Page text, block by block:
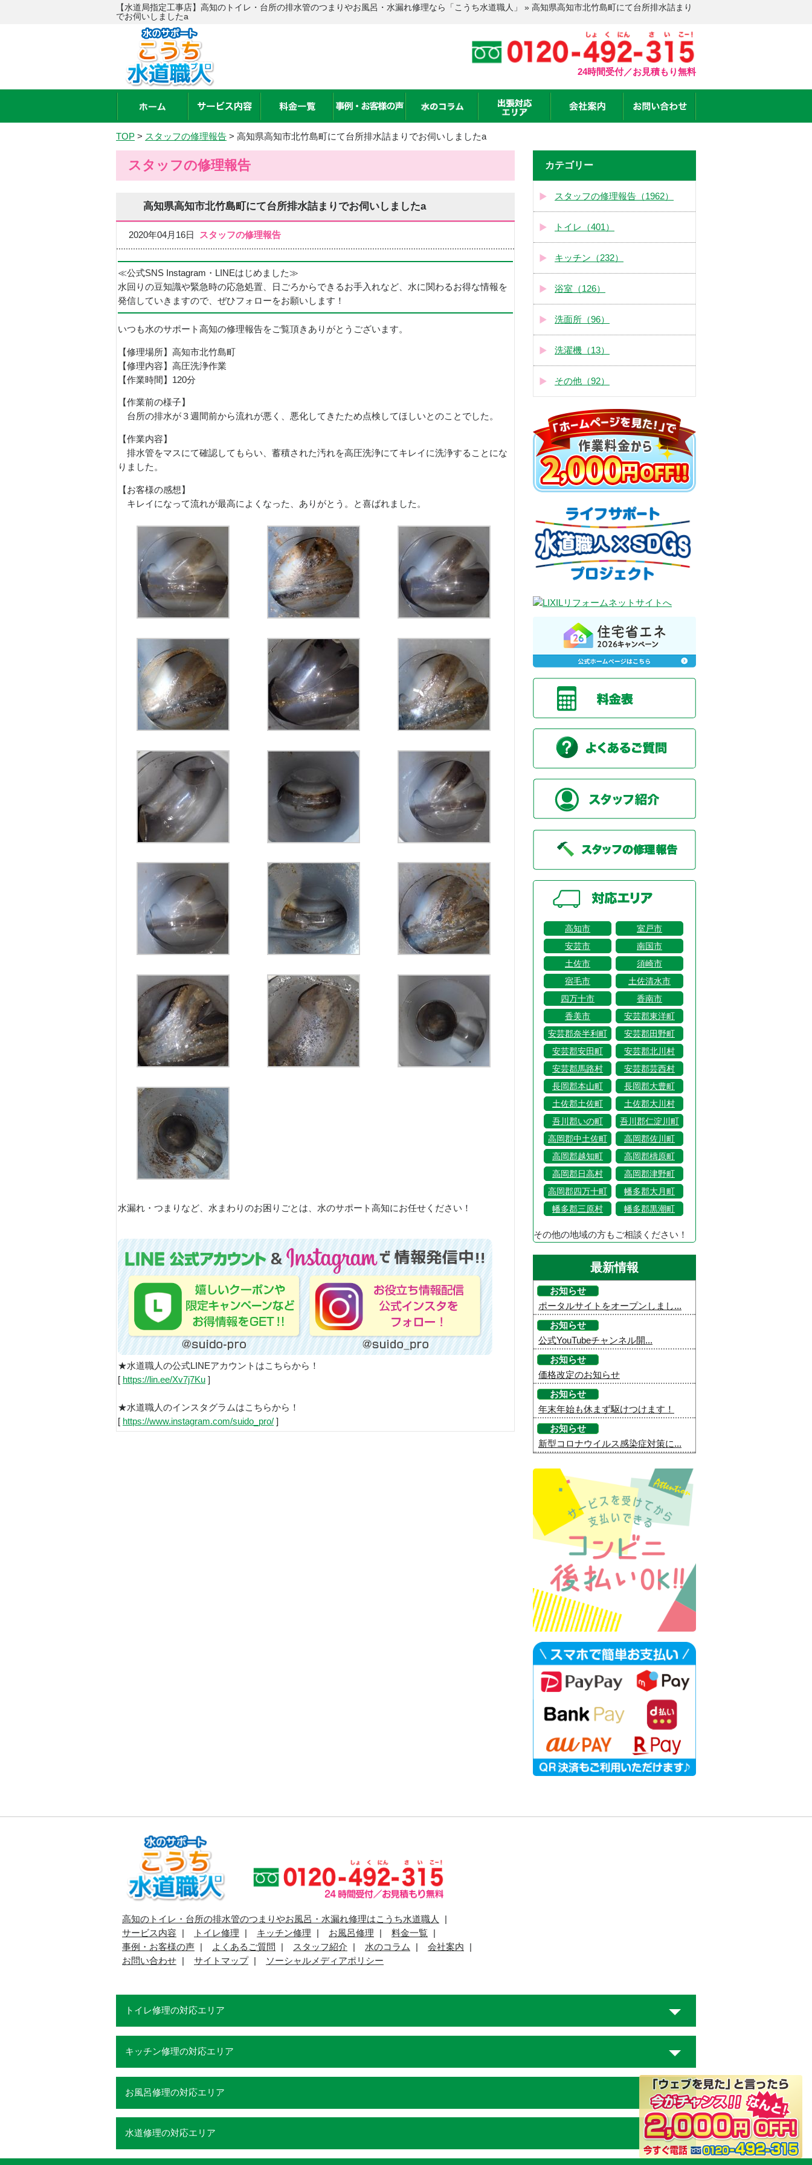
【水道局指定工事店】高知のトイレ・台所の排水管のつまりやお風呂・水漏れ修理なら「こうち水道職人」 » 高知県高知市北竹島町にて台所排水詰まり
でお伺いしましたa
24時間受付／お見積もり無料
TOP > スタッフの修理報告 > 高知県高知市北竹島町にて台所排水詰まりでお伺いしましたa
スタッフの修理報告
高知県高知市北竹島町にて台所排水詰まりでお伺いしましたa
2020年04月16日 スタッフの修理報告
≪公式SNS Instagram・LINEはじめました≫
水回りの豆知識や緊急時の応急処置、日ごろからできるお手入れなど、水に関わるお得な情報を
発信していきますので、ぜひフォローをお願いします！
いつも水のサポート高知の修理報告をご覧頂きありがとうございます。
【修理場所】高知市北竹島町
【修理内容】高圧洗浄作業
【作業時間】120分
【作業前の様子】
台所の排水が３週間前から流れが悪く、悪化してきたため点検してほしいとのことでした。
【作業内容】
排水管をマスにて確認してもらい、蓄積された汚れを高圧洗浄にてキレイに洗浄することにな
りました。
【お客様の感想】
キレイになって流れが最高によくなった、ありがとう。と喜ばれました。
水漏れ・つまりなど、水まわりのお困りごとは、水のサポート高知にお任せください！
★水道職人の公式LINEアカウントはこちらから！
[ https://lin.ee/Xv7j7Ku ]
★水道職人のインスタグラムはこちらから！
[ https://www.instagram.com/suido_pro/ ]
カテゴリー
スタッフの修理報告（1962）
トイレ（401）
キッチン（232）
浴室（126）
洗面所（96）
洗濯機（13）
その他（92）
高知市
室戸市
安芸市
南国市
土佐市
須崎市
宿毛市
土佐清水市
四万十市
香南市
香美市
安芸郡東洋町
安芸郡奈半利町
安芸郡田野町
安芸郡安田町
安芸郡北川村
安芸郡馬路村
安芸郡芸西村
長岡郡本山町
長岡郡大豊町
土佐郡土佐町
土佐郡大川村
吾川郡いの町
吾川郡仁淀川町
高岡郡中土佐町
高岡郡佐川町
高岡郡越知町
高岡郡檮原町
高岡郡日高村
高岡郡津野町
高岡郡四万十町
幡多郡大月町
幡多郡三原村
幡多郡黒潮町
その他の地域の方もご相談ください！
最新情報
お知らせ
ポータルサイトをオープンしまし...
お知らせ
公式YouTubeチャンネル開...
お知らせ
価格改定のお知らせ
お知らせ
年末年始も休まず駆けつけます！
お知らせ
新型コロナウイルス感染症対策に...
高知のトイレ・台所の排水管のつまりやお風呂・水漏れ修理はこうち水道職人
サービス内容
トイレ修理 キッチン修理 お風呂修理
料金一覧
事例・お客様の声
よくあるご質問 スタッフ紹介 水のコラム
会社案内
お問い合わせ
サイトマップ ソーシャルメディアポリシー
トイレ修理の対応エリア
キッチン修理の対応エリア
お風呂修理の対応エリア
水道修理の対応エリア